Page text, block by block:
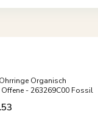
Organisch
- 263269C00 Fossil